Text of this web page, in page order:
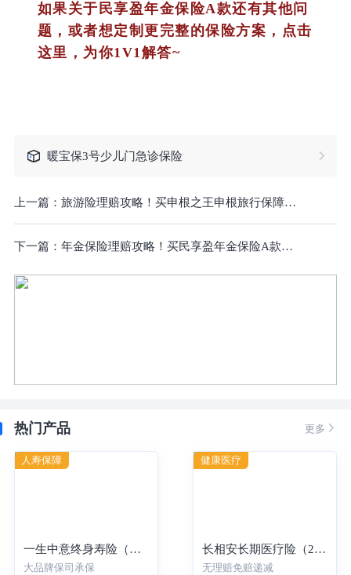
如果关于民享盈年金保险A款还有其他问
题，或者想定制更完整的保险方案，点击
这里，为你1V1解答~
暖宝保3号少儿门急诊保险
上一篇： 旅游险理赔攻略！买申根之王申根旅行保障计划，出险后怎么理赔？
下一篇： 年金保险理赔攻略！买民享盈年金保险A款，出险后怎么理赔？
热门产品 更多 
一生中意终身寿险（分红型）-年交
大品牌保司承保
人寿保障
长相安长期医疗险（20年保证续保）—个人版
无理赔免赔递减
健康医疗